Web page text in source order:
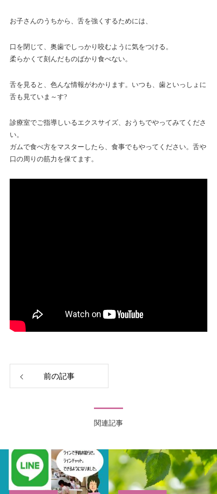
お子さんのうちから、舌を強くするためには、
口を閉じて、奥歯でしっかり咬むように気をつける。
柔らかくて刻んだものばかり食べない。
舌を見ると、色んな情報がわかります。いつも、歯といっしょに
舌も見ていま～す?
診療室でご指導しいるエクスサイズ、おうちでやってみてくださ
い。
ガムで食べ方をマスターしたら、食事でもやってください。舌や
口の周りの筋力を保てます。
前の記事
関連記事